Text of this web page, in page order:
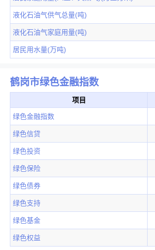
液化石油气供气总量(吨)
液化石油气家庭用量(吨)
居民用水量(万吨)
鹤岗市绿色金融指数
项目
绿色金融指数
绿色信贷
绿色投资
绿色保险
绿色债券
绿色支持
绿色基金
绿色权益